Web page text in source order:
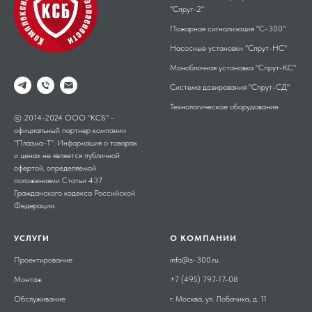
© 2014-2024 ООО "КСБ" -
официальный партнер компании
"Плазма-Т". Информация о товарах
и ценах не является публичной
офертой, определяемой
положениями Статьи 437
Гражданского кодекса Российской
Федерации.
"Спрут-2"
Пожарная сигнализация "С-300"
Насосные установки "Спрут-НС"
Моноблочная установка "Спрут-КС"
Система дозирования "Спрут-СД"
Технологическое оборудование
УСЛУГИ
Проектирование
Монтаж
Обслуживание
О КОМПАНИИ
info@s-300.ru
+7 (495) 797-17-08
г. Москва, ул. Лобачика, д. 11